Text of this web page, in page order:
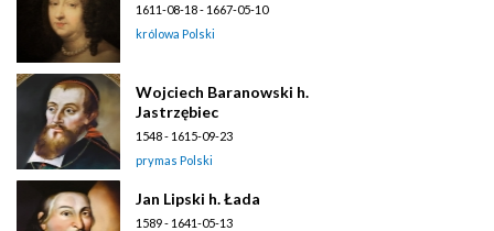
1611-08-18 - 1667-05-10
królowa Polski
Wojciech Baranowski h.
Jastrzębiec
1548 - 1615-09-23
prymas Polski
Jan Lipski h. Łada
1589 - 1641-05-13